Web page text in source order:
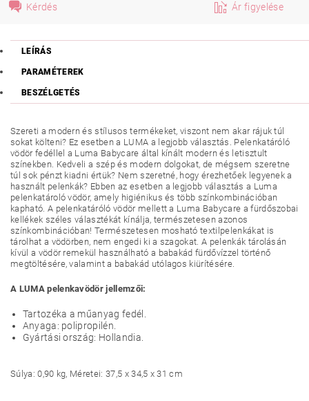
Kérdés Ár figyelése
LEÍRÁS
PARAMÉTEREK
BESZÉLGETÉS
Szereti a modern és stílusos termékeket, viszont nem akar rájuk túl
sokat költeni? Ez esetben a LUMA a legjobb választás. Pelenkatáróló
vödör fedéllel a Luma Babycare által kínált modern és letisztult
színekben. Kedveli a szép és modern dolgokat, de mégsem szeretne
túl sok pénzt kiadni értük? Nem szeretné, hogy érezhetőek legyenek a
használt pelenkák? Ebben az esetben a legjobb választás a Luma
pelenkatároló vödör, amely higiénikus és több színkombinációban
kapható. A pelenkatáróló vödör mellett a Luma Babycare a fürdőszobai
kellékek széles választékát kínálja, természetesen azonos
színkombinációban! Természetesen mosható textilpelenkákat is
tárolhat a vödörben, nem engedi ki a szagokat. A pelenkák tárolásán
kívül a vödör remekül használható a babakád fürdővízzel történő
megtöltésére, valamint a babakád utólagos kiürítésére.
A LUMA pelenkavödör jellemzői:
Tartozéka a műanyag fedél.
Anyaga: polipropilén.
Gyártási ország: Hollandia.
Súlya: 0,90 kg, Méretei: 37,5 x 34,5 x 31 cm